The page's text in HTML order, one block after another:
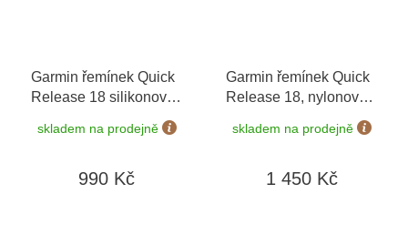
Garmin řemínek Quick
Release 18 silikonový
přezka
skladem na prodejně
990 Kč
Garmin řemínek Quick
Release 18, nylonový
skladem na prodejně
1 450 Kč